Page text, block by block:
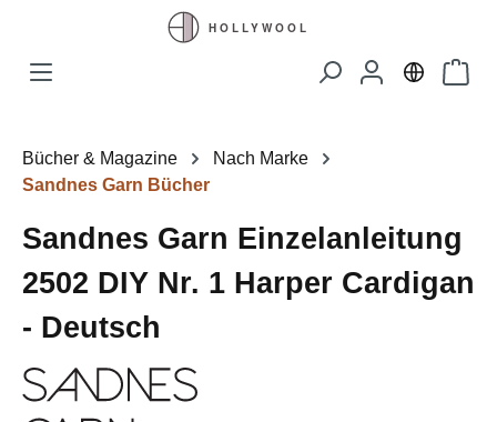
Zum Hauptinhalt springen
Bücher & Magazine
Nach Marke
Sandnes Garn Bücher
Sandnes Garn Einzelanleitung
2502 DIY Nr. 1 Harper Cardigan
- Deutsch